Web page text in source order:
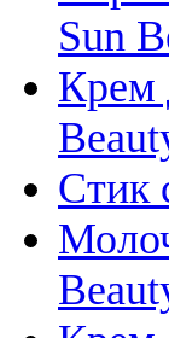
Sun
Крем
Стик